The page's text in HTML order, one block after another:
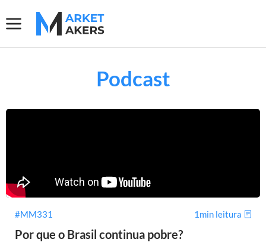
Podcast
#MM331 1min leitura
Por que o Brasil continua pobre?